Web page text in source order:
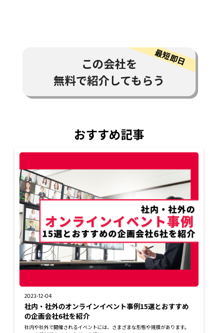
この会社を
無料で紹介してもらう
おすすめ記事
2023-12-04
社内・社外のオンラインイベント事例15選とおすすめ
の企画会社6社を紹介
社内や社外で開催されるイベントには、さまざまな形態や規模があります。